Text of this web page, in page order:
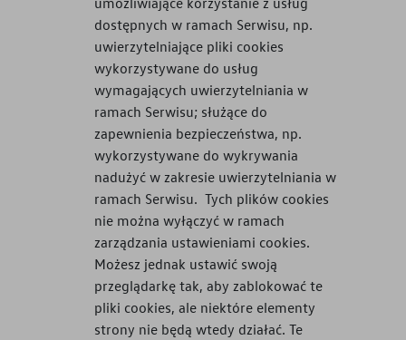
dostępnych w ramach Serwisu, np.
uwierzytelniające pliki cookies
wykorzystywane do usług
wymagających uwierzytelniania w
ramach Serwisu; służące do
zapewnienia bezpieczeństwa, np.
wykorzystywane do wykrywania
nadużyć w zakresie uwierzytelniania w
ramach Serwisu. Tych plików cookies
nie można wyłączyć w ramach
zarządzania ustawieniami cookies.
Możesz jednak ustawić swoją
przeglądarkę tak, aby zablokować te
pliki cookies, ale niektóre elementy
strony nie będą wtedy działać. Te